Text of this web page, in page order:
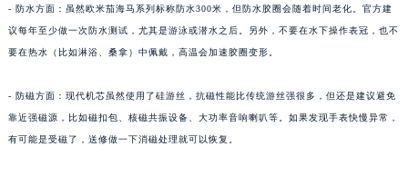
- 防水方面：虽然欧米茄海马系列标称防水300米，但防水胶圈会随着时间老化。官方建
议每年至少做一次防水测试，尤其是游泳或潜水之后。另外，不要在水下操作表冠，也不
要在热水（比如淋浴、桑拿）中佩戴，高温会加速胶圈变形。
- 防磁方面：现代机芯虽然使用了硅游丝，抗磁性能比传统游丝强很多，但还是建议避免
靠近强磁源，比如磁扣包、核磁共振设备、大功率音响喇叭等。如果发现手表快慢异常，
有可能是受磁了，送修做一下消磁处理就可以恢复。